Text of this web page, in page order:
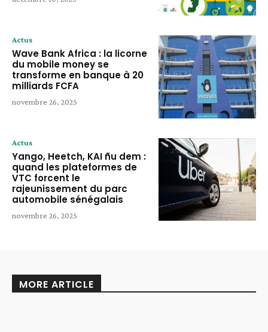
Actus
Wave Bank Africa : la licorne
du mobile money se
transforme en banque à 20
milliards FCFA
novembre 26, 2025
Actus
Yango, Heetch, KAI ñu dem :
quand les plateformes de
VTC forcent le
rajeunissement du parc
automobile sénégalais
novembre 26, 2025
MORE ARTICLE